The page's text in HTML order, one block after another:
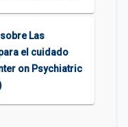
Las
el cuidado
on Psychiatric